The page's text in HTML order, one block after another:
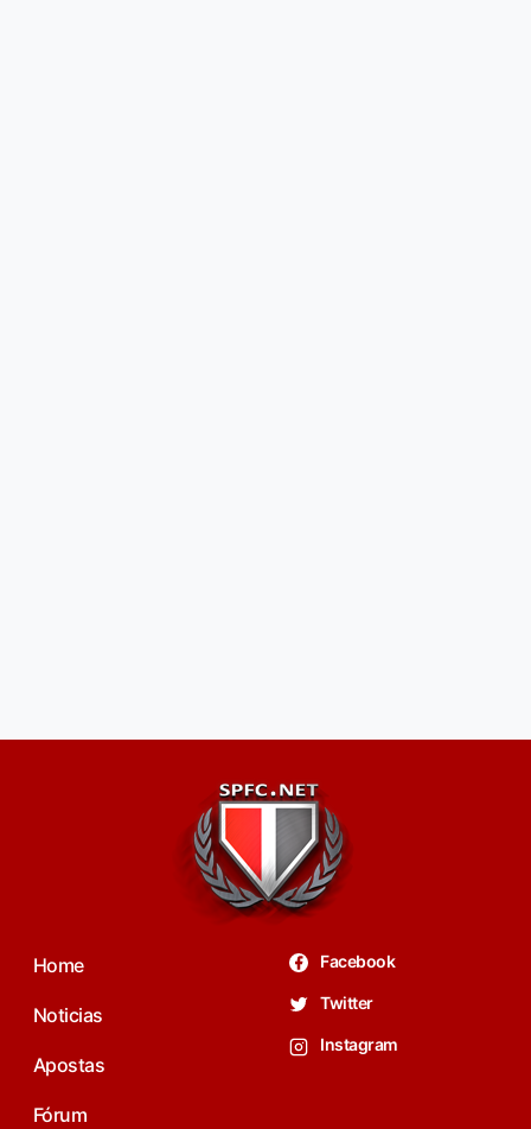
Home
Noticias
Apostas
Fórum
Facebook
Twitter
Instagram